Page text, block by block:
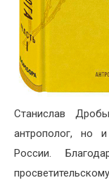
Станислав
антрополог, но
России.